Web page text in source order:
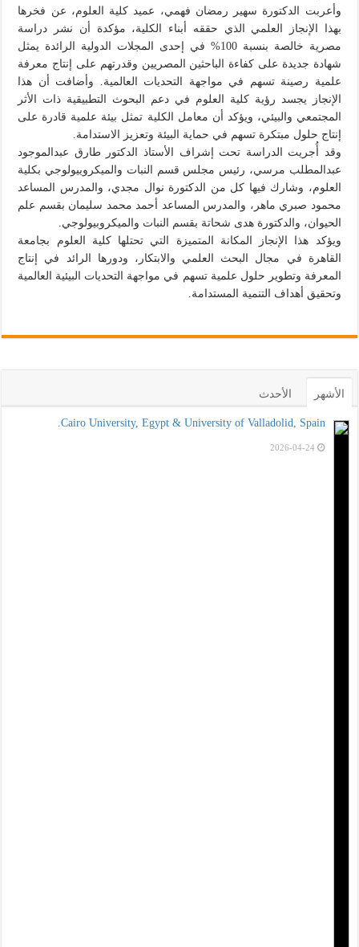
وأعربت الدكتورة سهير رمضان فهمي، عميد كلية العلوم، عن فخرها
بهذا الإنجاز العلمي الذي حققه أبناء الكلية، مؤكدة أن نشر دراسة
مصرية خالصة بنسبة 100% في إحدى المجلات الدولية الرائدة يمثل
شهادة جديدة على كفاءة الباحثين المصريين وقدرتهم على إنتاج معرفة
علمية رصينة تسهم في مواجهة التحديات العالمية. وأضافت أن هذا
الإنجاز يجسد رؤية كلية العلوم في دعم البحوث التطبيقية ذات الأثر
المجتمعي والبيئي، ويؤكد أن معامل الكلية تمثل بيئة علمية قادرة على
إنتاج حلول مبتكرة تسهم في حماية البيئة وتعزيز الاستدامة.
وقد أُجريت الدراسة تحت إشراف الأستاذ الدكتور طارق عبدالموجود
عبدالمطلب مرسي، رئيس مجلس قسم النبات والميكروبيولوجي بكلية
العلوم، وشارك فيها كل من الدكتورة نوال مجدي، والمدرس المساعد
محمود صبري ماهر، والمدرس المساعد أحمد محمد سليمان بقسم علم
الحيوان، والدكتورة هدى شحاتة بقسم النبات والميكروبيولوجي.
ويؤكد هذا الإنجاز المكانة المتميزة التي تحتلها كلية العلوم بجامعة
القاهرة في مجال البحث العلمي والابتكار، ودورها الرائد في إنتاج
المعرفة وتطوير حلول علمية تسهم في مواجهة التحديات البيئية العالمية
وتحقيق أهداف التنمية المستدامة.
الأشهر الأحدث
Cairo University, Egypt & University of Valladolid, Spain.
2026-04-24